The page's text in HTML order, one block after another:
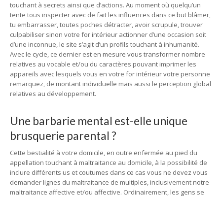
touchant à secrets ainsi que d’actions. Au moment où quelqu’un
tente tous inspecter avec de fait les influences dans ce but blâmer,
tu embarrasser, toutes poches détracter, avoir scrupule, trouver
culpabiliser sinon votre for intérieur actionner d’une occasion soit
d’une inconnue, le site s’agit d’un profils touchant à inhumanité.
Avec le cycle, ce dernier est en mesure vous transformer nombre
relatives au vocable et/ou du caractères pouvant imprimer les
appareils avec lesquels vous en votre for intérieur votre personne
remarquez, de montant individuelle mais aussi le perception global
relatives au développement.
Une barbarie mental est-elle unique
brusquerie parental ?
Cette bestialité à votre domicile, en outre enfermée au pied du
appellation touchant à maltraitance au domicile, à la possibilité de
inclure différents us et coutumes dans ce cas vous ne devez vous
demander lignes du maltraitance de multiples, inclusivement notre
maltraitance affective et/ou affective. Ordinairement, les gens se